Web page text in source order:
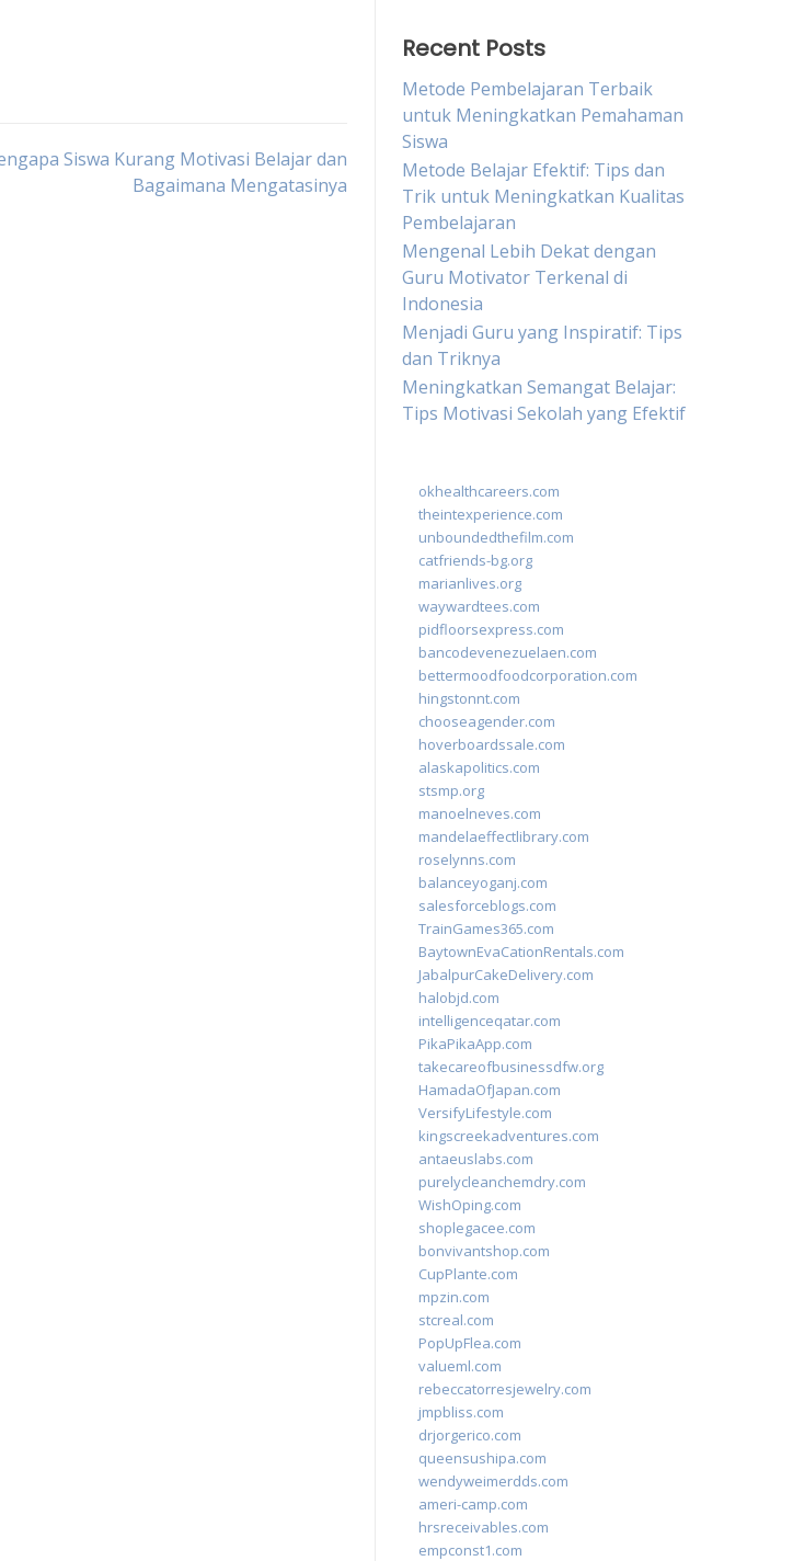
Siswa Kurang Motivasi Belajar dan
Bagaimana Mengatasinya
Recent Posts
Metode Pembelajaran Terbaik
untuk Meningkatkan Pemahaman
Siswa
Metode Belajar Efektif: Tips dan
Trik untuk Meningkatkan Kualitas
Pembelajaran
Mengenal Lebih Dekat dengan
Guru Motivator Terkenal di
Indonesia
Menjadi Guru yang Inspiratif: Tips
dan Triknya
Meningkatkan Semangat Belajar:
Tips Motivasi Sekolah yang Efektif
okhealthcareers.com
theintexperience.com
unboundedthefilm.com
catfriends-bg.org
marianlives.org
waywardtees.com
pidfloorsexpress.com
bancodevenezuelaen.com
bettermoodfoodcorporation.com
hingstonnt.com
chooseagender.com
hoverboardssale.com
alaskapolitics.com
stsmp.org
manoelneves.com
mandelaeffectlibrary.com
roselynns.com
balanceyoganj.com
salesforceblogs.com
TrainGames365.com
BaytownEvaCationRentals.com
JabalpurCakeDelivery.com
halobjd.com
intelligenceqatar.com
PikaPikaApp.com
takecareofbusinessdfw.org
HamadaOfJapan.com
VersifyLifestyle.com
kingscreekadventures.com
antaeuslabs.com
purelycleanchemdry.com
WishOping.com
shoplegacee.com
bonvivantshop.com
CupPlante.com
mpzin.com
stcreal.com
PopUpFlea.com
valueml.com
rebeccatorresjewelry.com
jmpbliss.com
drjorgerico.com
queensushipa.com
wendyweimerdds.com
ameri-camp.com
hrsreceivables.com
empconst1.com